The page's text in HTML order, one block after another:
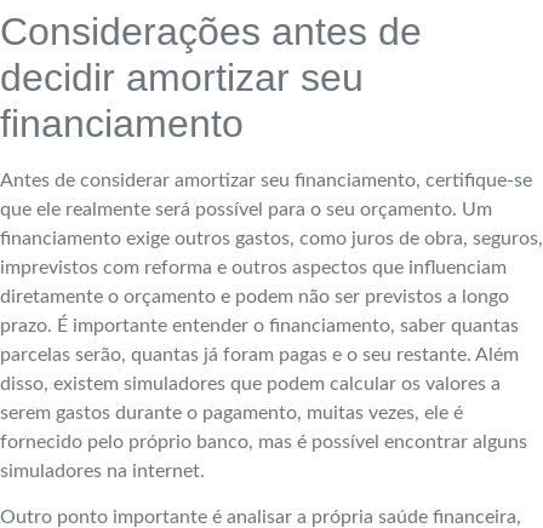
Considerações antes de
decidir amortizar seu
financiamento
Antes de considerar amortizar seu financiamento, certifique-se
que ele realmente será possível para o seu orçamento. Um
financiamento exige outros gastos, como juros de obra, seguros,
imprevistos com reforma e outros aspectos que influenciam
diretamente o orçamento e podem não ser previstos a longo
prazo. É importante entender o financiamento, saber quantas
parcelas serão, quantas já foram pagas e o seu restante. Além
disso, existem simuladores que podem calcular os valores a
serem gastos durante o pagamento, muitas vezes, ele é
fornecido pelo próprio banco, mas é possível encontrar alguns
simuladores na internet.
Outro ponto importante é analisar a própria saúde financeira,